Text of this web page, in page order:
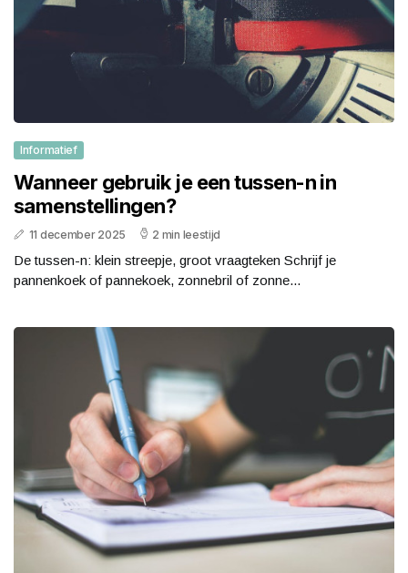
Informatief
Wanneer gebruik je een tussen-n in
samenstellingen?
11 december 2025 2 min leestijd
De tussen-n: klein streepje, groot vraagteken Schrijf je
pannenkoek of pannekoek, zonnebril of zonne...